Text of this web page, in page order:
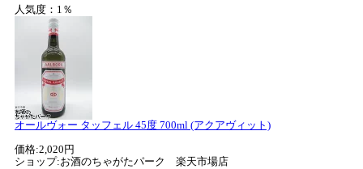
人気度：1％
オールヴォー タッフェル 45度 700ml (アクアヴィット)
価格:2,020円
ショップ:お酒のちゃがたパーク 楽天市場店